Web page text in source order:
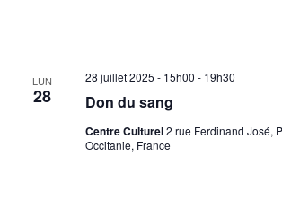
LUN
28 Don du sang
28 juillet 2025 - 15h00 - 19h30
Centre Culturel2 rue Ferdinand José,
Occitanie, France